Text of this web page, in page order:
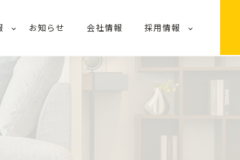
お知らせ 会社情報 採用情報